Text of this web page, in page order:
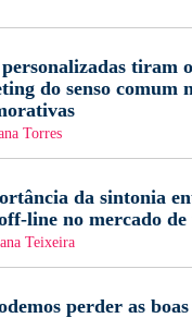
personalizadas tiram o
do senso comum
Torres
da sintonia
line no mercado
Teixeira
perder as